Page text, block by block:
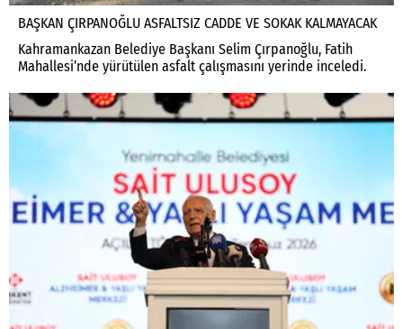
BAŞKAN ÇIRPANOĞLU ASFALTSIZ CADDE VE SOKAK KALMAYACAK
Kahramankazan Belediye Başkanı Selim Çırpanoğlu, Fatih
Mahallesi’nde yürütülen asfalt çalışmasını yerinde inceledi.